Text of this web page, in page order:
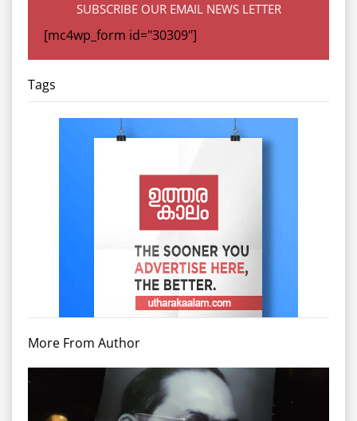
SUBSCRIBE OUR EMAIL NEWS LETTER
[mc4wp_form id="30309"]
Tags
More From Author